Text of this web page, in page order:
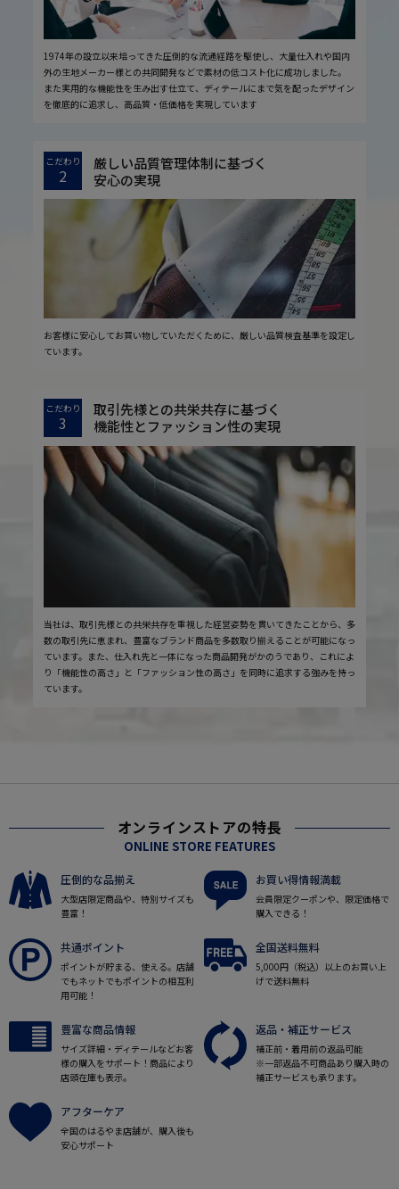
1974年の設立以来培ってきた圧倒的な流通経路を駆使し、大量仕入れや国内
外の生地メーカー様との共同開発などで素材の低コスト化に成功しました。
また実用的な機能性を生み出す仕立て、ディテールにまで気を配ったデザイン
を徹底的に追求し、高品質・低価格を実現しています
こだわり
2
厳しい品質管理体制に基づく
安心の実現
お客様に安心してお買い物していただくために、厳しい品質検査基準を設定し
ています。
こだわり
3
取引先様との共栄共存に基づく
機能性とファッション性の実現
当社は、取引先様との共栄共存を重視した経営姿勢を貫いてきたことから、多
数の取引先に恵まれ、豊富なブランド商品を多数取り揃えることが可能になっ
ています。また、仕入れ先と一体になった商品開発がかのうであり、これによ
り「機能性の高さ」と「ファッション性の高さ」を同時に追求する強みを持っ
ています。
オンラインストアの特長
ONLINE STORE FEATURES
圧倒的な品揃え
大型店限定商品や、特別サイズも
豊富！
お買い得情報満載
会員限定クーポンや、限定価格で
購入できる！
共通ポイント
ポイントが貯まる、使える。店舗
でもネットでもポイントの相互利
用可能！
全国送料無料
5,000円（税込）以上のお買い上
げで送料無料
豊富な商品情報
サイズ詳細・ディテールなどお客
様の購入をサポート！商品により
店頭在庫も表示。
返品・補正サービス
補正前・着用前の返品可能
※一部返品不可商品あり購入時の
補正サービスも承ります。
アフターケア
全国のはるやま店舗が、購入後も
安心サポート